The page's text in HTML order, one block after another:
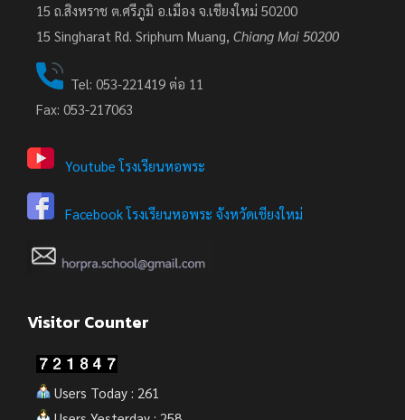
15 ถ.สิงหราช ต.ศรีภูมิ อ.เมือง จ.เชียงใหม่ 50200
15 Singharat Rd. Sriphum Muang, Chiang Mai 50200
Tel: 053-221419 ต่อ 11
Fax: 053-217063
Youtube โรงเรียนหอพระ
Facebook โรงเรียนหอพระ จังหวัดเชียงใหม่
Visitor Counter
Users Today : 261